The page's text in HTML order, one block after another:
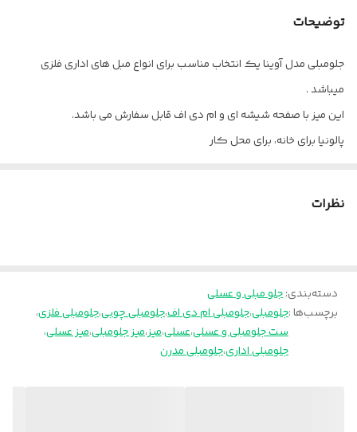
توضیحات
جلومبلی مدل آوینا یک انتخاب مناسب برای انواع مبل های اداری فلزی
میباشد .
این میز با صفحه شیشه ای و ام دی اف قابل سفارش می باشد.
پالونیا برای خانه، برای محل کار
نظرات
دسته‌بندی:جلو مبلی و عسلی
برچسب‌ها :جلومبلی،جلومبلی ام دی اف،جلومبلی چوبی،جلومبلی فلزی،
ست جلومبلی و عسلی،عسلی،میز،میز جلومبلی،میز عسلی،
جلومبلی اداری،جلومبلی مدرن